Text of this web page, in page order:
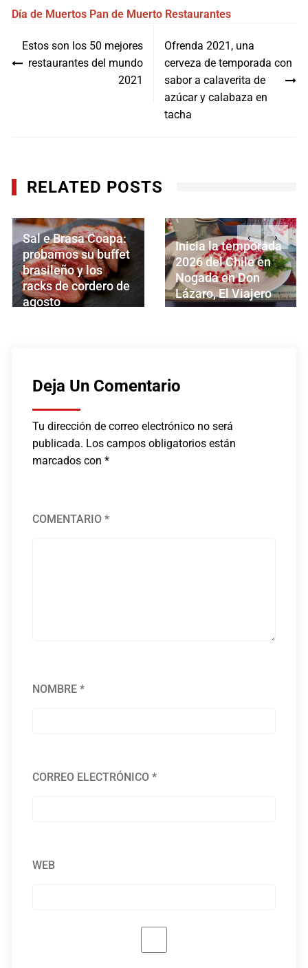
Día de Muertos Pan de Muerto Restaurantes
de
Estos son los 50 mejores
restaurantes del mundo
2021
Ofrenda 2021, una
cerveza de temporada con
sabor a calaverita de
azúcar y calabaza en
tacha
RELATED POSTS
Sal e Brasa Coapa:
probamos su buffet
brasileño y los
racks de cordero de
agosto
Inicia la temporada
2026 del Chile en
Nogada en Don
Lázaro, El Viajero
‹ ›
Deja Un Comentario
Tu dirección de correo electrónico no será
publicada. Los campos obligatorios están
marcados con*
COMENTARIO*
NOMBRE*
CORREO ELECTRÓNICO*
WEB